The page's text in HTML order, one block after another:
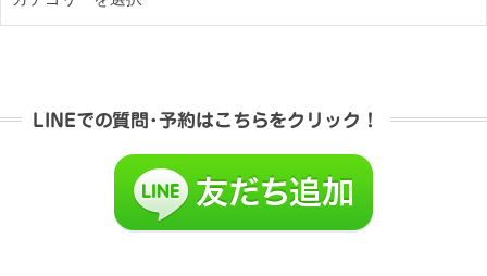
LINEでの質問･予約はこちらをクリック！